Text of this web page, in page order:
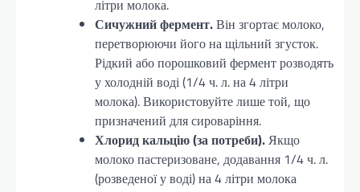
літри молока.
Сичужний фермент.Він згортає молоко,
перетворюючи його на щільний згусток.
Рідкий або порошковий фермент розводять
у холодній воді (1/4 ч. л. на 4 літри
молока). Використовуйте лише той, що
призначений для сироваріння.
Хлорид кальцію (за потреби).Якщо
молоко пастеризоване, додавання 1/4 ч. л.
(розведеної у воді) на 4 літри молока